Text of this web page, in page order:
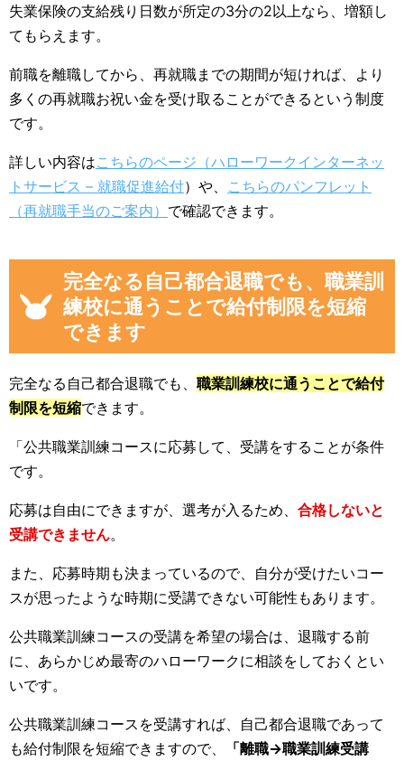
失業保険の支給残り日数が所定の3分の2以上なら、増額し
てもらえます。
前職を離職してから、再就職までの期間が短ければ、より
多くの再就職お祝い金を受け取ることができるという制度
です。
詳しい内容はこちらのページ（ハローワークインターネッ
トサービス – 就職促進給付）や、 こちらのパンフレット
（再就職手当のご案内） で確認できます。
完全なる自己都合退職でも、職業訓
練校に通うことで給付制限を短縮
できます
完全なる自己都合退職でも、 職業訓練校に通うことで給付
制限を短縮できます。
「公共職業訓練コースに応募して、受講をすることが条件
です。
応募は自由にできますが、選考が入るため、 合格しないと
受講できません。
また、応募時期も決まっているので、自分が受けたいコー
スが思ったような時期に受講できない可能性もあります。
公共職業訓練コースの受講を希望の場合は、退職する前
に、あらかじめ最寄のハローワークに相談をしておくとい
いです。
公共職業訓練コースを受講すれば、自己都合退職であって
も給付制限を短縮できますので、
「離職→職業訓練受講